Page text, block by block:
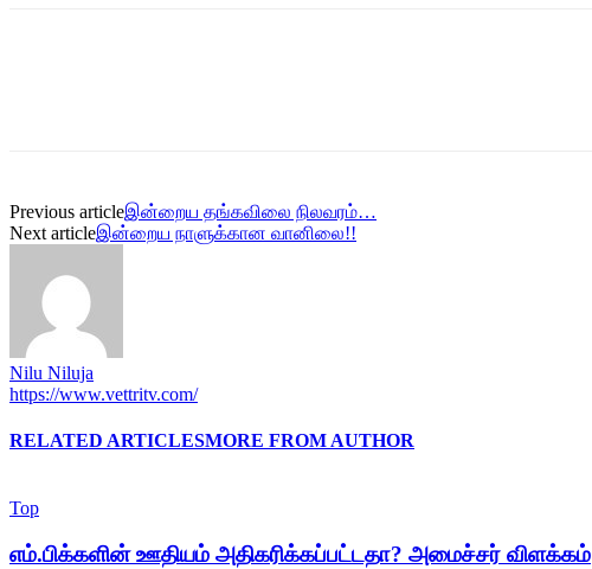
Previous articleஇன்றைய தங்கவிலை நிலவரம்…
Next articleஇன்றைய நாளுக்கான வானிலை!!
Nilu Niluja
https://www.vettritv.com/
RELATED ARTICLESMORE FROM AUTHOR
Top
எம்.பிக்களின் ஊதியம் அதிகரிக்கப்பட்டதா? அமைச்சர் விளக்கம்